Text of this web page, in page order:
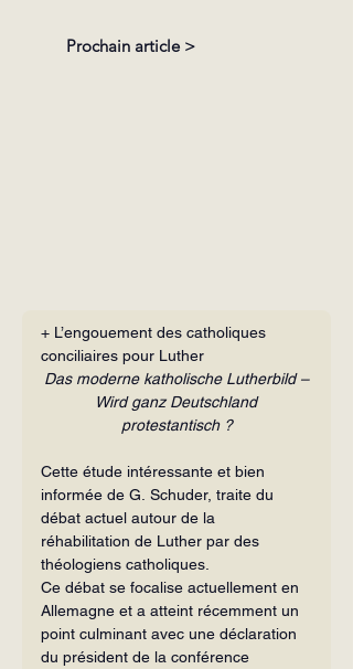
Prochain article >
+ L’engouement des catholi­ques
conciliaires pour Luther
Das moderne katholische Lutherbild –
Wird ganz Deutschland
protestantisch ?
Cette étude intéressante et bien
informée de G. Schuder, traite du
débat actuel autour de la
réhabilitation de Luther par des
théologiens catholiques.
Ce débat se focalise actuellement en
Allemagne et a atteint récemment un
point culminant avec une déclaration
du prési­dent de la conférence